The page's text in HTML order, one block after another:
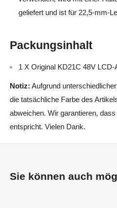
geliefert und ist für 22,5-mm-
Packungsinhalt
1 X Original KD21C 48V
Notiz: Aufgrund
die tatsächliche Farbe des
abweichen. Wir garantieren,
entspricht. Vielen Dank.
Sie können auch